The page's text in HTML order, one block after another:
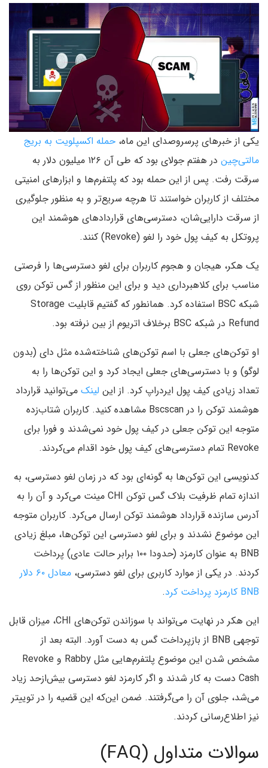
یکی از خبرهای پرسروصدای این ماه، حمله اکسپلویت به بریج
مالتی‌چین
در هفتم جولای بود که طی آن ۱۲۶ میلیون دلار به
سرقت رفت. پس از این حمله بود که پلتفرم‌‌ها و ابزارهای امنیتی
مختلف از کاربران خواستند تا هرچه سریع‌تر و به منظور جلوگیری
از سرقت دارایی‌شان، دسترسی‌های قراردادهای هوشمند این
پروتکل به کیف پول خود را لغو (Revoke) کنند.
یک هکر، هیجان و هجوم کاربران برای لغو دسترسی‌ها را فرصتی
مناسب برای کلاهبرداری دید و برای این منظور از گس توکن روی
شبکه BSC استفاده کرد. همانطور که گفتیم قابلیت Storage
Refund در شبکه BSC برخلاف اتریوم از بین نرفته بود.
او توکن‌های جعلی با اسم توکن‌های شناخته‌شده مثل دای (بدون
لوگو) و با دسترسی‌های جعلی ایجاد کرد و این توکن‌ها را به
تعداد زیادی کیف پول ایردراپ کرد. از این لینک می‌توانید قرارداد
هوشمند توکن را در Bscscan مشاهده کنید. کاربران شتاب‌زده
متوجه این توکن جعلی در کیف پول خود نمی‌شدند و فورا برای
Revoke تمام دسترسی‌های کیف پول خود اقدام می‌کردند.
کدنویسی این توکن‌ها به گونه‌ای بود که در زمان لغو دسترسی، به
اندازه تمام ظرفیت بلاک گس توکن CHI مینت می‌کرد و آن را به
آدرس سازنده قرارداد هوشمند توکن ارسال می‌کرد. کاربران متوجه
این موضوع نشدند و برای لغو دسترسی این توکن‌ها،‌ مبلغ زیادی
BNB به عنوان کارمزد (حدودا ۱۰۰ برابر حالت عادی) پرداخت
کردند. در یکی از موارد کاربری برای لغو دسترسی،
معادل ۶۰ دلار
BNB کارمزد پرداخت کرد
.
این هکر در نهایت می‌تواند با سوزاندن توکن‌های CHI، میزان قابل
توجهی BNB از بازپرداخت گس به دست آورد. البته بعد از
مشخص شدن این موضوع پلتفرم‌هایی مثل Rabby و Revoke
Cash دست به کار شدند و اگر کارمزد لغو دسترسی بیش‌ازحد زیاد
می‌شد، جلوی آن را می‌گرفتند. ضمن این‌که این قضیه را در توییتر
نیز اطلاع‌رسانی کردند.
سوالات متداول (FAQ)